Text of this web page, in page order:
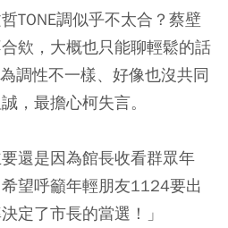
TONE調似乎不太合？蔡壁
欸，大概也只能聊輕鬆的話
調性不一樣、好像也沒共同
，最擔心柯失言。
還是因為館長收看群眾年
望呼籲年輕朋友1124要出
定了市長的當選！」